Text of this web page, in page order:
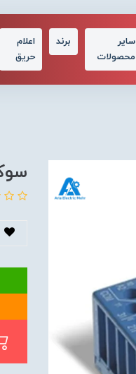
سایر
محصولات
برند
اعلام
حریق
سوكت9021